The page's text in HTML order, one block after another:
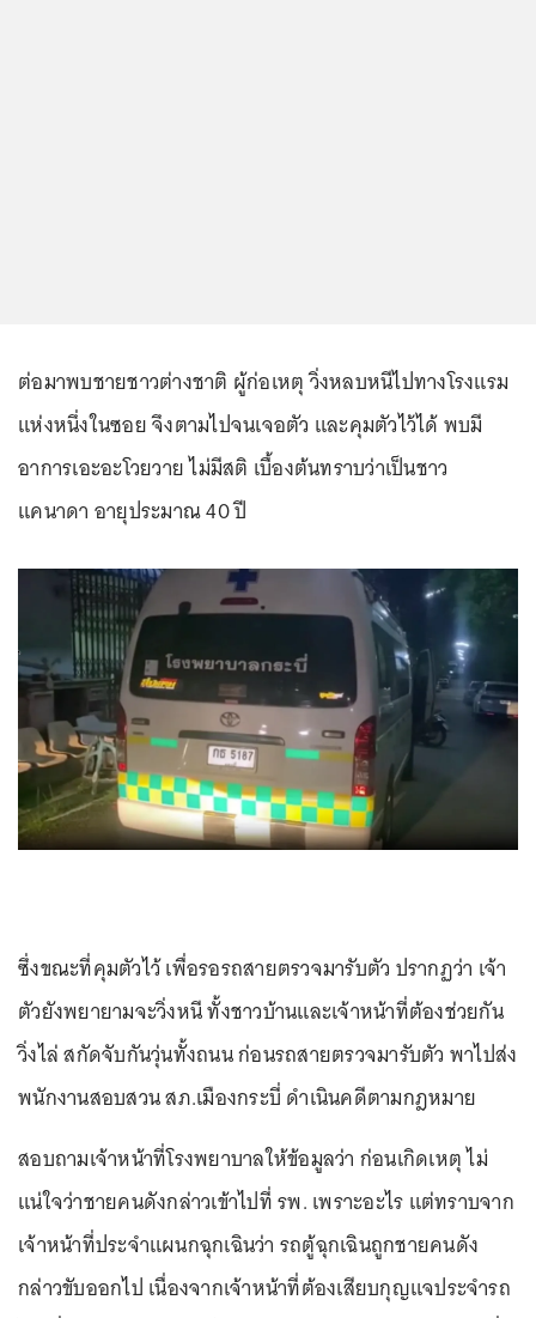
ต่อมาพบชายชาวต่างชาติ ผู้ก่อเหตุ วิ่งหลบหนีไปทางโรงแรม
แห่งหนึ่งในซอย จึงตามไปจนเจอตัว และคุมตัวไว้ได้ พบมี
อาการเอะอะโวยวาย ไม่มีสติ เบื้องต้นทราบว่าเป็นชาว
แคนาดา อายุประมาณ 40 ปี
ซึ่งขณะที่คุมตัวไว้ เพื่อรอรถสายตรวจมารับตัว ปรากฏว่า เจ้า
ตัวยังพยายามจะวิ่งหนี ทั้งชาวบ้านและเจ้าหน้าที่ต้องช่วยกัน
วิ่งไล่ สกัดจับกันวุ่นทั้งถนน ก่อนรถสายตรวจมารับตัว พาไปส่ง
พนักงานสอบสวน สภ.เมืองกระบี่ ดำเนินคดีตามกฎหมาย
สอบถามเจ้าหน้าที่โรงพยาบาลให้ข้อมูลว่า ก่อนเกิดเหตุ ไม่
แน่ใจว่าชายคนดังกล่าวเข้าไปที่ รพ. เพราะอะไร แต่ทราบจาก
เจ้าหน้าที่ประจำแผนกฉุกเฉินว่า รถตู้ฉุกเฉินถูกชายคนดัง
กล่าวขับออกไป เนื่องจากเจ้าหน้าที่ต้องเสียบกุญแจประจำรถ